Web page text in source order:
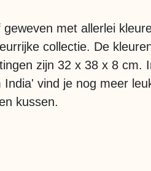
met allerlei
collectie. De
zijn 32 x 38 x 8 cm.
vind je nog meer
kussen.